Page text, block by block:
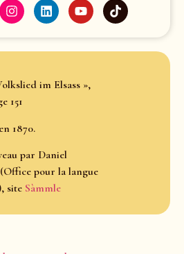
im Elsass »,
151
1870.
par Daniel
pour la langue
site Sàmmle